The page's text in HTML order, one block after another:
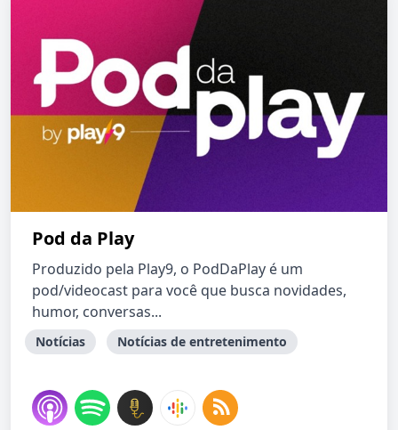
Pod da Play
Produzido pela Play9, o PodDaPlay é um
pod/videocast para você que busca novidades,
humor, conversas...
Notícias Notícias de entretenimento